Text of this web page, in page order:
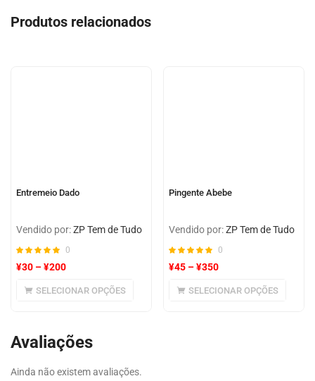
Produtos relacionados
Entremeio Dado
Vendido por:ZP Tem de Tudo
0
¥30 –¥200
SELECIONAR OPÇÕES
Pingente Abebe
Vendido por:ZP Tem de Tudo
0
¥45 –¥350
SELECIONAR OPÇÕES
Avaliações
Ainda não existem avaliações.